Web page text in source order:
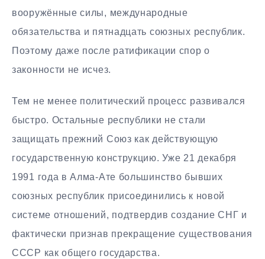
вооружённые силы, международные
обязательства и пятнадцать союзных республик.
Поэтому даже после ратификации спор о
законности не исчез.
Тем не менее политический процесс развивался
быстро. Остальные республики не стали
защищать прежний Союз как действующую
государственную конструкцию. Уже 21 декабря
1991 года в Алма-Ате большинство бывших
союзных республик присоединились к новой
системе отношений, подтвердив создание СНГ и
фактически признав прекращение существования
СССР как общего государства.